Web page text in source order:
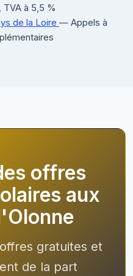
TVA à 5,5 %
de la Loire — Appels à
offres
aux
gratuites et
de la part